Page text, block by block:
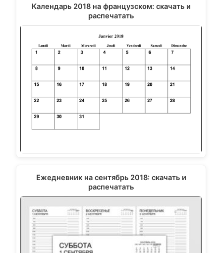
Календарь 2018 на французском: скачать и
распечатать
Ежедневник на сентябрь 2018: скачать и
распечатать